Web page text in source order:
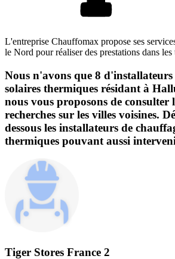
L'entreprise Chauffomax propose ses
le Nord pour réaliser des prestations dans
Nous n'avons que 8 d'installateurs
solaires thermiques résidant à
nous vous proposons de consulter
recherches sur les villes voisines.
dessous les installateurs de
thermiques pouvant aussi
Tiger Stores France 2